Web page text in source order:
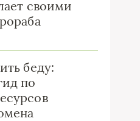
своими
беду:
по